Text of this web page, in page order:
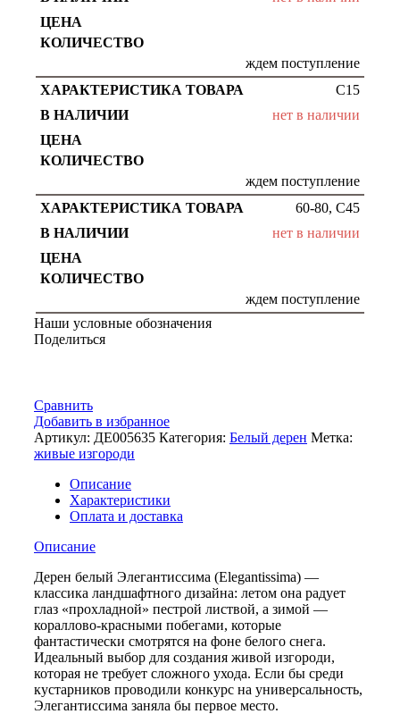
ждем поступление
С15
нет в наличии
ждем поступление
60-80, С45
нет в наличии
ждем поступление
Наши условные обозначения
Поделиться
Сравнить
Добавить в избранное
Артикул: ДЕ005635 Категория: Белый дерен Метка:
живые изгороди
Описание
Характеристики
Оплата и доставка
Описание
Дерен белый Элегантиссима (Elegantissima) —
классика ландшафтного дизайна: летом она радует
глаз «прохладной» пестрой листвой, а зимой —
кораллово-красными побегами, которые
фантастически смотрятся на фоне белого снега.
Идеальный выбор для создания живой изгороди,
которая не требует сложного ухода. Если бы среди
кустарников проводили конкурс на универсальность,
Элегантиссима заняла бы первое место.